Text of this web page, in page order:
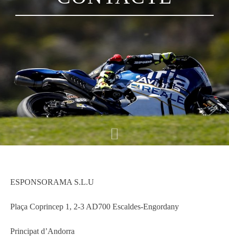
ESPONSORAMA S.L.U
Plaça Coprincep 1, 2-3 AD700 Escaldes-Engordany
Principat d’Andorra